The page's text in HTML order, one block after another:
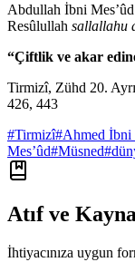
Abdullah İbni Mes’ûd
Resûlullah sallallahu
“Çiftlik ve akar
Tirmizî, Zühd 20.
426, 443
#Tirmizî#Ahmed İbni
Mes’ûd#Müsned#
Atıf ve
İhtiyacınıza uygun